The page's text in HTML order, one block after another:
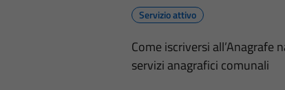
Servizio attivo
Come iscriversi
servizi anagrafici comunali